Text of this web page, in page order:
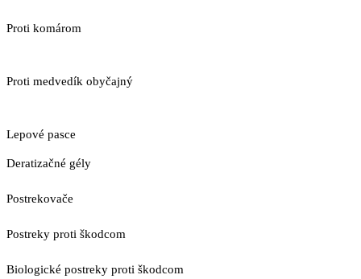
Proti komárom
Proti medvedík obyčajný
Lepové pasce
Deratizačné gély
Postrekovače
Postreky proti škodcom
Biologické postreky proti škodcom